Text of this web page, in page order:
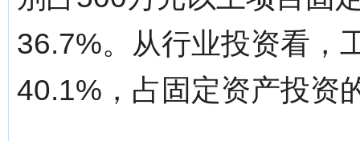
36.7%。从行业投资看，
40.1%，占固定资产投资